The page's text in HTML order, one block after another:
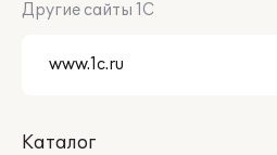
Другие сайты 1С
Каталог